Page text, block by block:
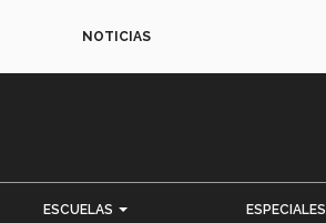
NOTICIAS
ESCUELAS ESPECIALES